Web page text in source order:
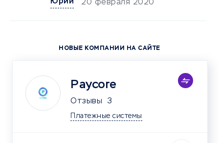
20 февраля 2020
НОВЫЕ КОМПАНИИ НА САЙТЕ
Paycore
Отзывы 3
Платежные системы